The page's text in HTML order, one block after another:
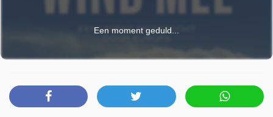
Een moment geduld...